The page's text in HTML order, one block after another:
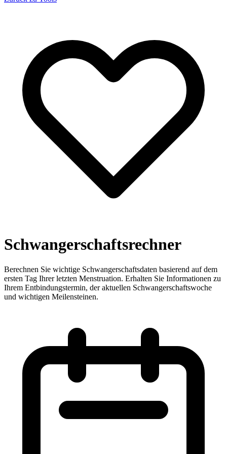
Schwangerschaftsrechner
Berechnen Sie wichtige Schwangerschaftsdaten basierend auf dem
ersten Tag Ihrer letzten Menstruation. Erhalten Sie Informationen zu
Ihrem Entbindungstermin, der aktuellen Schwangerschaftswoche
und wichtigen Meilensteinen.